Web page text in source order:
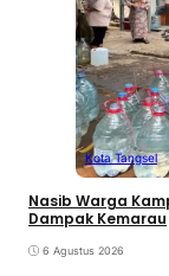
Kota Tangsel
Nasib Warga
Dampak Kemarau
6 Agustus 2026